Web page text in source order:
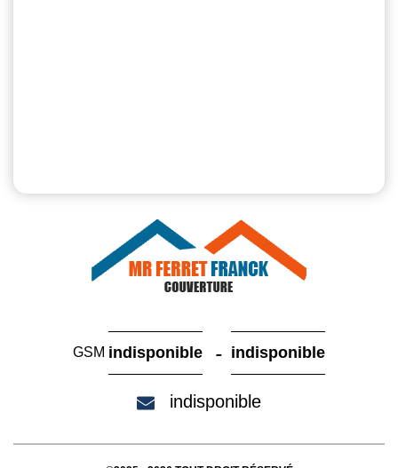
GSM indisponible - indisponible
indisponible